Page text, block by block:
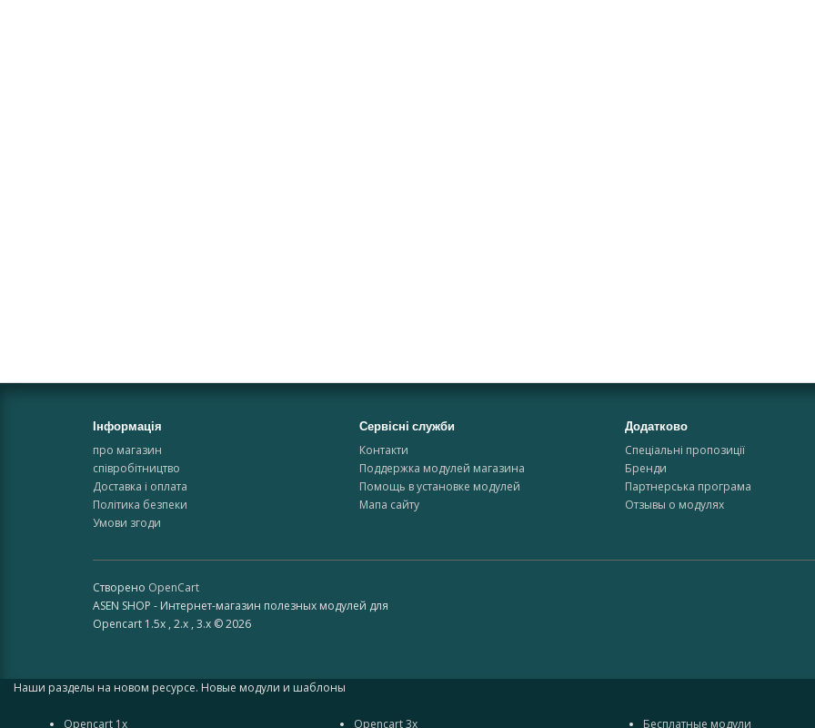
Інформація
про магазин
співробітництво
Доставка і оплата
Політика безпеки
Умови згоди
Сервісні служби
Контакти
Поддержка модулей магазина
Помощь в установке модулей
Мапа сайту
Додатково
Спеціальні пропозиції
Бренди
Партнерська програма
Отзывы о модулях
Створено OpenCart
ASEN SHOP - Интернет-магазин полезных модулей для
Opencart 1.5x , 2.x , 3.x © 2026
Наши разделы на новом ресурсе. Новые модули и шаблоны
Opencart 1x Opencart 3x Бесплатные модули